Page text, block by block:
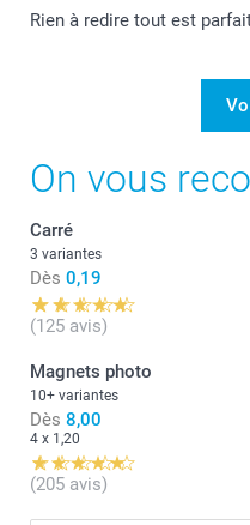
Rien à redire tout est
On vous
Carré
3 variantes
Dès 0,19
(125 avis)
Magnets photo
10+ variantes
Dès 8,00
4 x 1,20
(205 avis)